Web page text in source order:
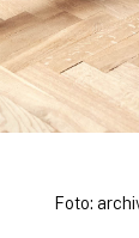
Foto: